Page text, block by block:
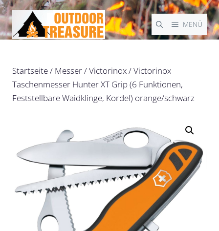
Zum
Inhalt
springen
MENÜ
Startseite/ Messer/Victorinox/ Victorinox
Taschenmesser Hunter XT Grip (6 Funktionen,
Feststellbare Waidklinge, Kordel) orange/schwarz